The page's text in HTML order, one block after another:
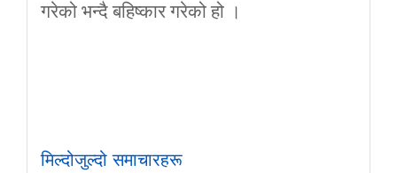
गरेको भन्दै बहिष्कार गरेको हो ।
मिल्दोजुल्दो समाचारहरू